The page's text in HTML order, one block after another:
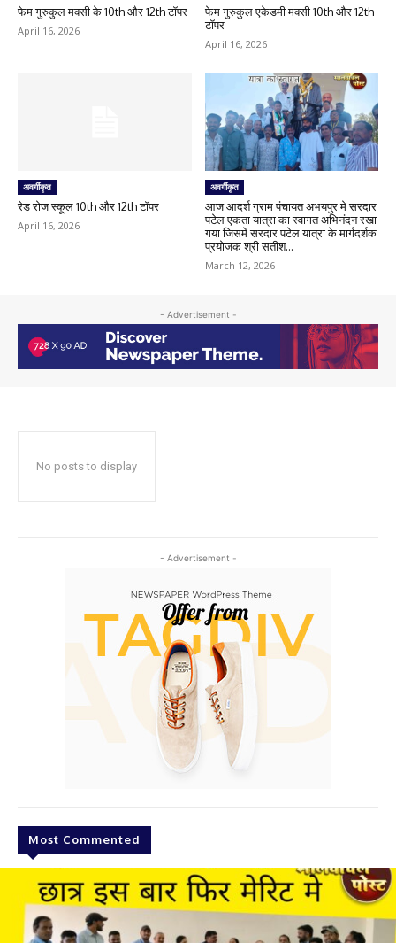
फेम गुरुकुल मक्सी के 10th और 12th टॉपर
April 16, 2026
फेम गुरुकुल एकेडमी मक्सी 10th और 12th
टॉपर
April 16, 2026
अवर्गीकृत
रेड रोज स्कूल 10th और 12th टॉपर
April 16, 2026
अवर्गीकृत
आज आदर्श ग्राम पंचायत अभयपुर मे सरदार
पटेल एकता यात्रा का स्वागत अभिनंदन रखा
गया जिसमें सरदार पटेल यात्रा के मार्गदर्शक
प्रयोजक श्री सतीश...
March 12, 2026
- Advertisement -
- Advertisement -
Most Commented
No posts to display